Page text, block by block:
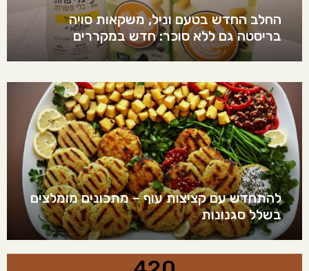
החלב החדש בטעם וניל, משקאות סויה
בריסטה גם ללא סוכר: חדש במקררים
להתחדש עם קציצות עוף – מתכונים מומלצים
בשלל סגנונות